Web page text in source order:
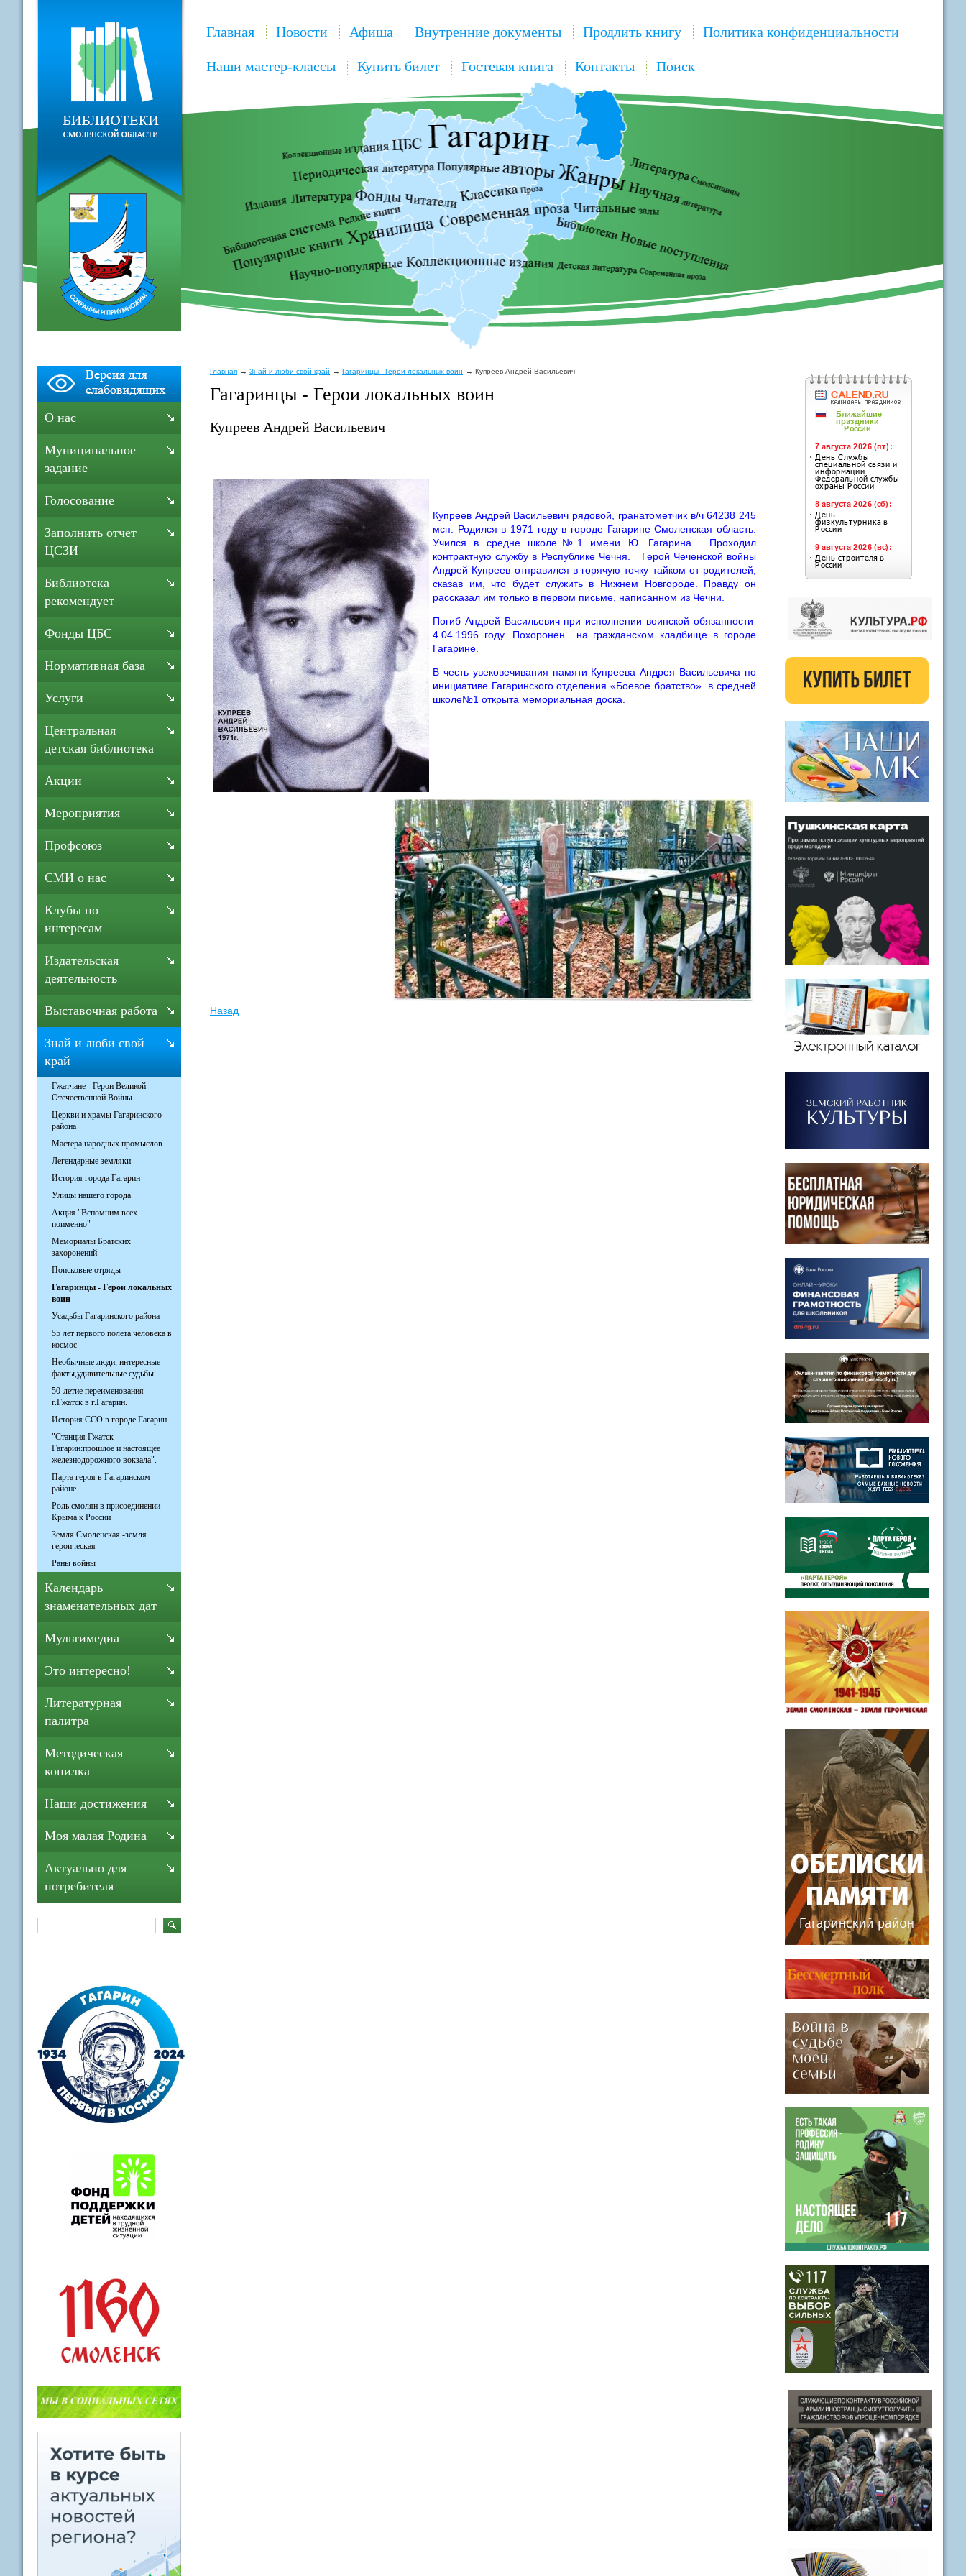
Главная Новости Афиша Внутренние документы Продлить книгу Политика конфиденциальности
Наши мастер-классы Купить билет Гостевая книга Контакты Поиск
Главная Знай и люби свой край Гагаринцы - Герои локальных воин Купреев Андрей Васильевич
Гагаринцы - Герои локальных воин
Купреев Андрей Васильевич
Купреев Андрей Васильевич рядовой, гранатометчик в/ч 64238 245
мсп. Родился в 1971 году в городе Гагарине Смоленская область.
Учился в средне школе№1 имени Ю. Гагарина. Проходил
контрактную службу в Республике Чечня. Герой Чеченской войны
Андрей Купреев отправился в горячую точку тайком от родителей,
сказав им, что будет служить в Нижнем Новгороде. Правду он
рассказал им только в первом письме, написанном из Чечни.
Погиб Андрей Васильевич при исполнении воинской обязанности
4.04.1996 году. Похоронен на гражданском кладбище в городе
Гагарине.
В честь увековечивания памяти Купреева Андрея Васильевича по
инициативе Гагаринского отделения «Боевое братство» в средней
школе№1 открыта мемориальная доска.
Назад
О нас
Муниципальное
задание
Голосование
Заполнить отчет
ЦСЗИ
Библиотека
рекомендует
Фонды ЦБС
Нормативная база
Услуги
Центральная
детская библиотека
Акции
Мероприятия
Профсоюз
СМИ о нас
Клубы по
интересам
Издательская
деятельность
Выставочная работа
Знай и люби свой
край
Гжатчане - Герои Великой
Отечественной Войны
Церкви и храмы Гагаринского
района
Мастера народных промыслов
Легендарные земляки
История города Гагарин
Улицы нашего города
Акция "Вспомним всех
поименно"
Мемориалы Братских
захоронений
Поисковые отряды
Гагаринцы - Герои локальных
воин
Усадьбы Гагаринского района
55 лет первого полета человека в
космос
Необычные люди, интересные
факты,удивительные судьбы
50-летие переименования
г.Гжатск в г.Гагарин.
История ССО в городе Гагарин.
"Станция Гжатск-
Гагарин:прошлое и настоящее
железнодорожного вокзала".
Парта героя в Гагаринском
районе
Роль смолян в присоединении
Крыма к России
Земля Смоленская -земля
героическая
Раны войны
Календарь
знаменательных дат
Мультимедиа
Это интересно!
Литературная
палитра
Методическая
копилка
Наши достижения
Моя малая Родина
Актуально для
потребителя